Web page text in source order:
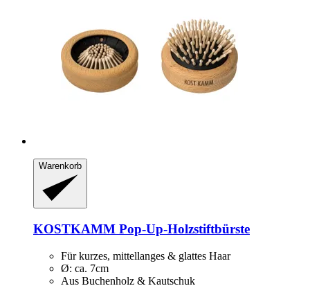
Warenkorb
KOSTKAMM Pop-​Up-​Holzstiftbürste
Für kurzes, mittellanges & glattes Haar
Ø: ca. 7cm
Aus Buchenholz & Kautschuk